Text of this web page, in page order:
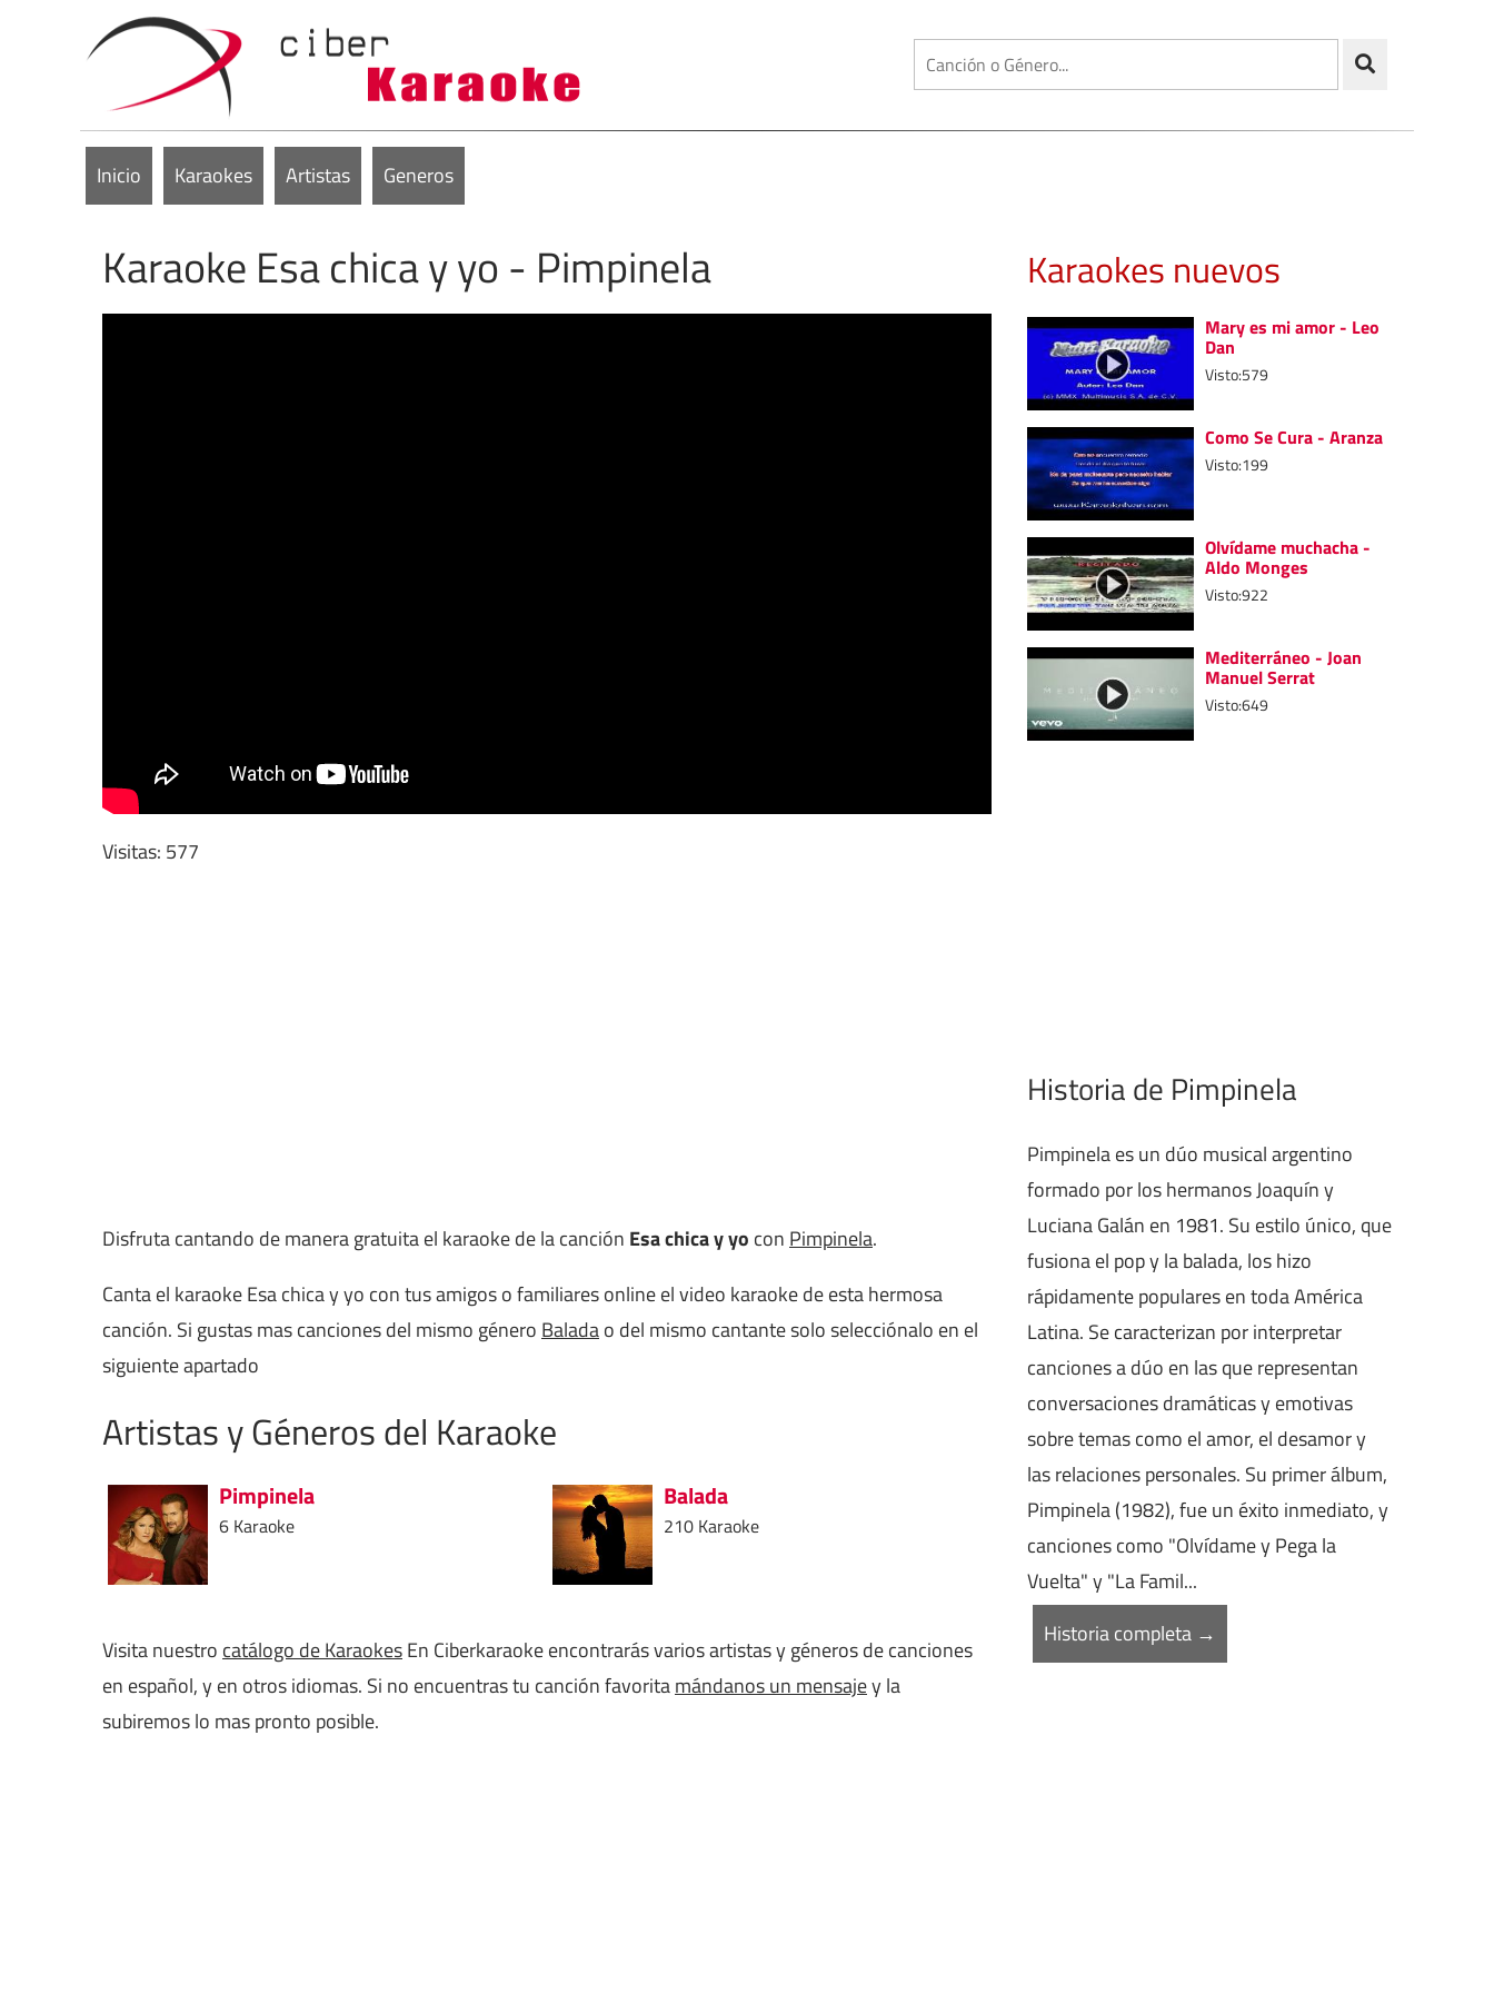
Inicio Karaokes Artistas Generos
Karaoke Esa chica y yo - Pimpinela
Visitas: 577
Disfruta cantando de manera gratuita el karaoke de la canción Esa chica y yo con Pimpinela.
Canta el karaoke Esa chica y yo con tus amigos o familiares online el video karaoke de esta hermosa
canción. Si gustas mas canciones del mismo género Baladao del mismo cantante solo selecciónalo en el
siguiente apartado
Artistas y Géneros del Karaoke
Pimpinela
6 Karaoke
Balada
210 Karaoke
Visita nuestro catálogo de KaraokesEn Ciberkaraoke encontrarás varios artistas y géneros de canciones
en español, y en otros idiomas. Si no encuentras tu canción favoritamándanos un mensajey la
subiremos lo mas pronto posible.
Karaokes nuevos
Mary es mi amor - Leo
Dan
Visto:579
Como Se Cura - Aranza
Visto:199
Olvídame muchacha -
Aldo Monges
Visto:922
Mediterráneo - Joan
Manuel Serrat
Visto:649
Historia de Pimpinela
Pimpinela es un dúo musical argentino
formado por los hermanos Joaquín y
Luciana Galán en 1981. Su estilo único, que
fusiona el pop y la balada, los hizo
rápidamente populares en toda América
Latina. Se caracterizan por interpretar
canciones a dúo en las que representan
conversaciones dramáticas y emotivas
sobre temas como el amor, el desamor y
las relaciones personales. Su primer álbum,
Pimpinela (1982), fue un éxito inmediato, y
canciones como "Olvídame y Pega la
Vuelta" y "La Famil...
Historia completa →